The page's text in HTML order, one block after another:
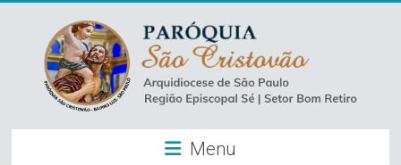
content
Paróquia
Menu